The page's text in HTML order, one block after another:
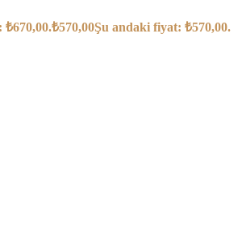
₺570,00Şu andaki fiyat: ₺570,00.